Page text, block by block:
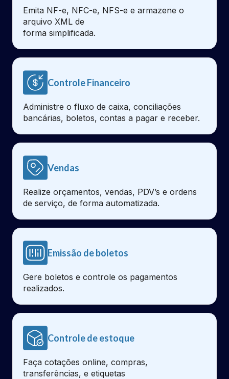
Emita NF-e, NFC-e, NFS-e e armazene o
arquivo XML de
forma simplificada.
Controle Financeiro
Administre o fluxo de caixa, conciliações
bancárias, boletos, contas a pagar e receber.
Vendas
Realize orçamentos, vendas, PDV’s e ordens
de serviço, de forma automatizada.
Emissão de boletos
Gere boletos e controle os pagamentos
realizados.
Controle de estoque
Faça cotações online, compras,
transferências, e etiquetas